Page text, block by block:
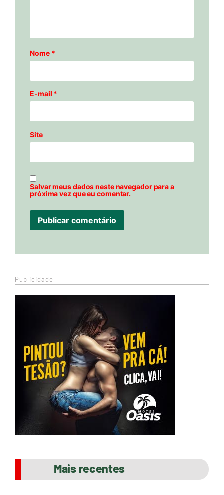
Nome *
E-mail *
Site
Salvar meus dados neste navegador para a
próxima vez que eu comentar.
Publicidade
Mais recentes